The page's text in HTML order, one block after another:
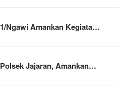
Ngawi Amankan Kegiata…
Jajaran, Amankan…